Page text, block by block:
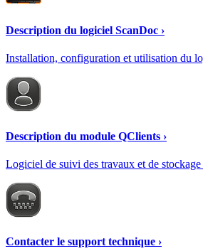
Description du logiciel ScanDoc ›
Installation, configuration et utilisation du
Description du module QClients ›
Logiciel de suivi des travaux et de
Contacter le support technique ›